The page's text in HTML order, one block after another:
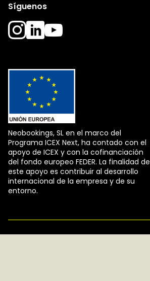
Síguenos
Neobookings, SL en el marco del
Programa ICEX Next, ha contado con el
apoyo de ICEX y con la cofinanciación
del fondo europeo FEDER. La finalidad de
este apoyo es contribuir al desarrollo
internacional de la empresa y de su
entorno.